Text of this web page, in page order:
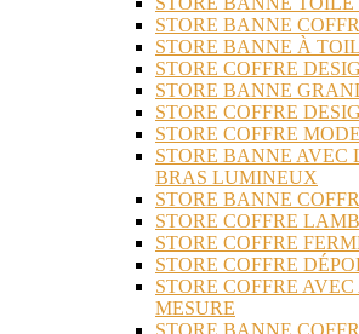
STORE BANNE
STORE BANNE À
STORE COFFRE
STORE BANNE
STORE COFFRE
STORE COFFRE
STORE BANNE AVEC
BRAS LUMINEUX
STORE BANNE
STORE COFFRE
STORE COFFRE
STORE COFFRE
STORE COFFRE
MESURE
STORE BANNE